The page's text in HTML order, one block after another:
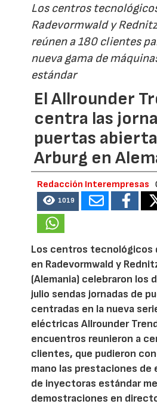
Los centros
Radevormwald y
reúnen a 180 clientes
nueva gama de
estándar
El Allrounder
centra las
puertas
Arburg en
Redacción Interempresas
1019
Los centros tecnológicos
en Radevormwald y
(Alemania) celebraron los
julio sendas jornadas de
centradas en la nueva
eléctricas Allrounder
encuentros reunieron a
clientes, que pudieron
mano las prestaciones de
de inyectoras estándar
demostraciones en